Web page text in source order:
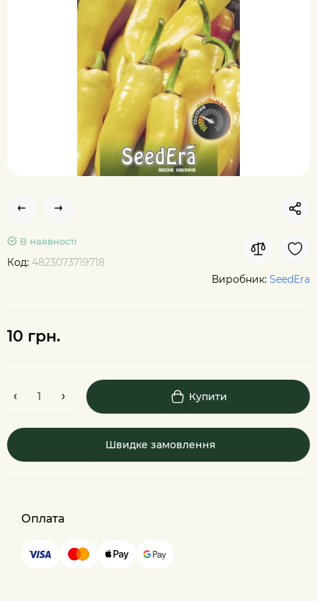
В наявності
Код: 4823073719718
Виробник: SeedEra
10 грн.
Купити
Швидке замовлення
Оплата